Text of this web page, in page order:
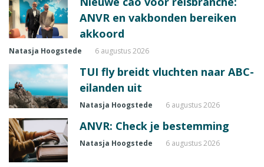
ANVR en vakbonden bereiken
akkoord
Natasja Hoogstede 6 augustus 2026
TUI fly breidt vluchten naar ABC-
eilanden uit
Natasja Hoogstede 6 augustus 2026
ANVR: Check je bestemming
Natasja Hoogstede 6 augustus 2026